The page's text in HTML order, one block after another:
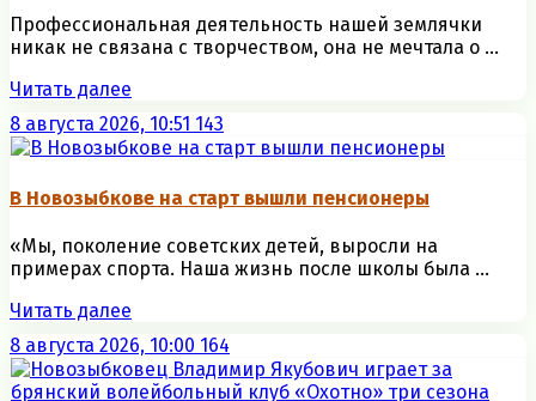
Профессиональная деятельность нашей землячки
никак не связана с творчеством, она не мечтала о ...
Читать далее
8 августа 2026, 10:51 143
В Новозыбкове на старт вышли пенсионеры
«Мы, поколение советских детей, выросли на
примерах спорта. Наша жизнь после школы была ...
Читать далее
8 августа 2026, 10:00 164